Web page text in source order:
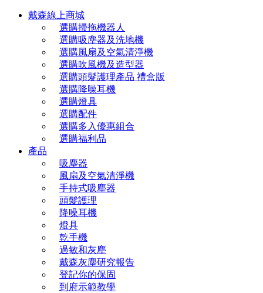
戴森線上商城
選購掃拖機器人
選購吸塵器及洗地機
選購風扇及空氣清淨機
選購吹風機及造型器
選購頭髮護理產品 禮盒版
選購降噪耳機
選購燈具
選購配件
選購多入優惠組合
選購福利品
產品
吸塵器
風扇及空氣清淨機
手持式吸塵器
頭髮護理
降噪耳機
燈具
乾手機
過敏和灰塵
戴森灰塵研究報告
登記你的保固
到府示範教學